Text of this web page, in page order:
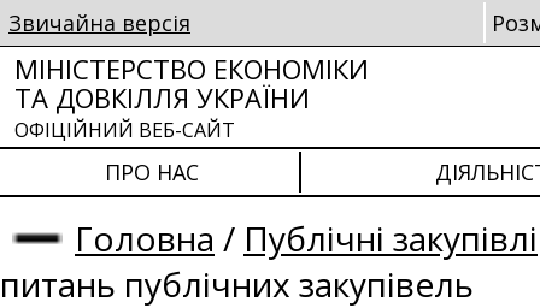
Звичайна версія
МІНІСТЕРСТВО ЕКОНОМІКИ
ТА ДОВКІЛЛЯ УКРАЇНИ
ОФІЦІЙНИЙ ВЕБ-САЙТ
ПРО НАС
Головна / Публічні закупівлі
питань публічних закупівель